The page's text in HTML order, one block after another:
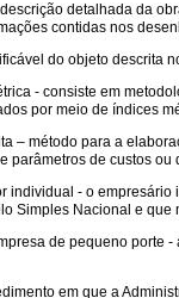
detalhada da
contidas nos
do objeto descrita
- consiste em
por meio de índices
– método para a
parâmetros de custos
individual - o
Simples Nacional e
de pequeno porte
em que a